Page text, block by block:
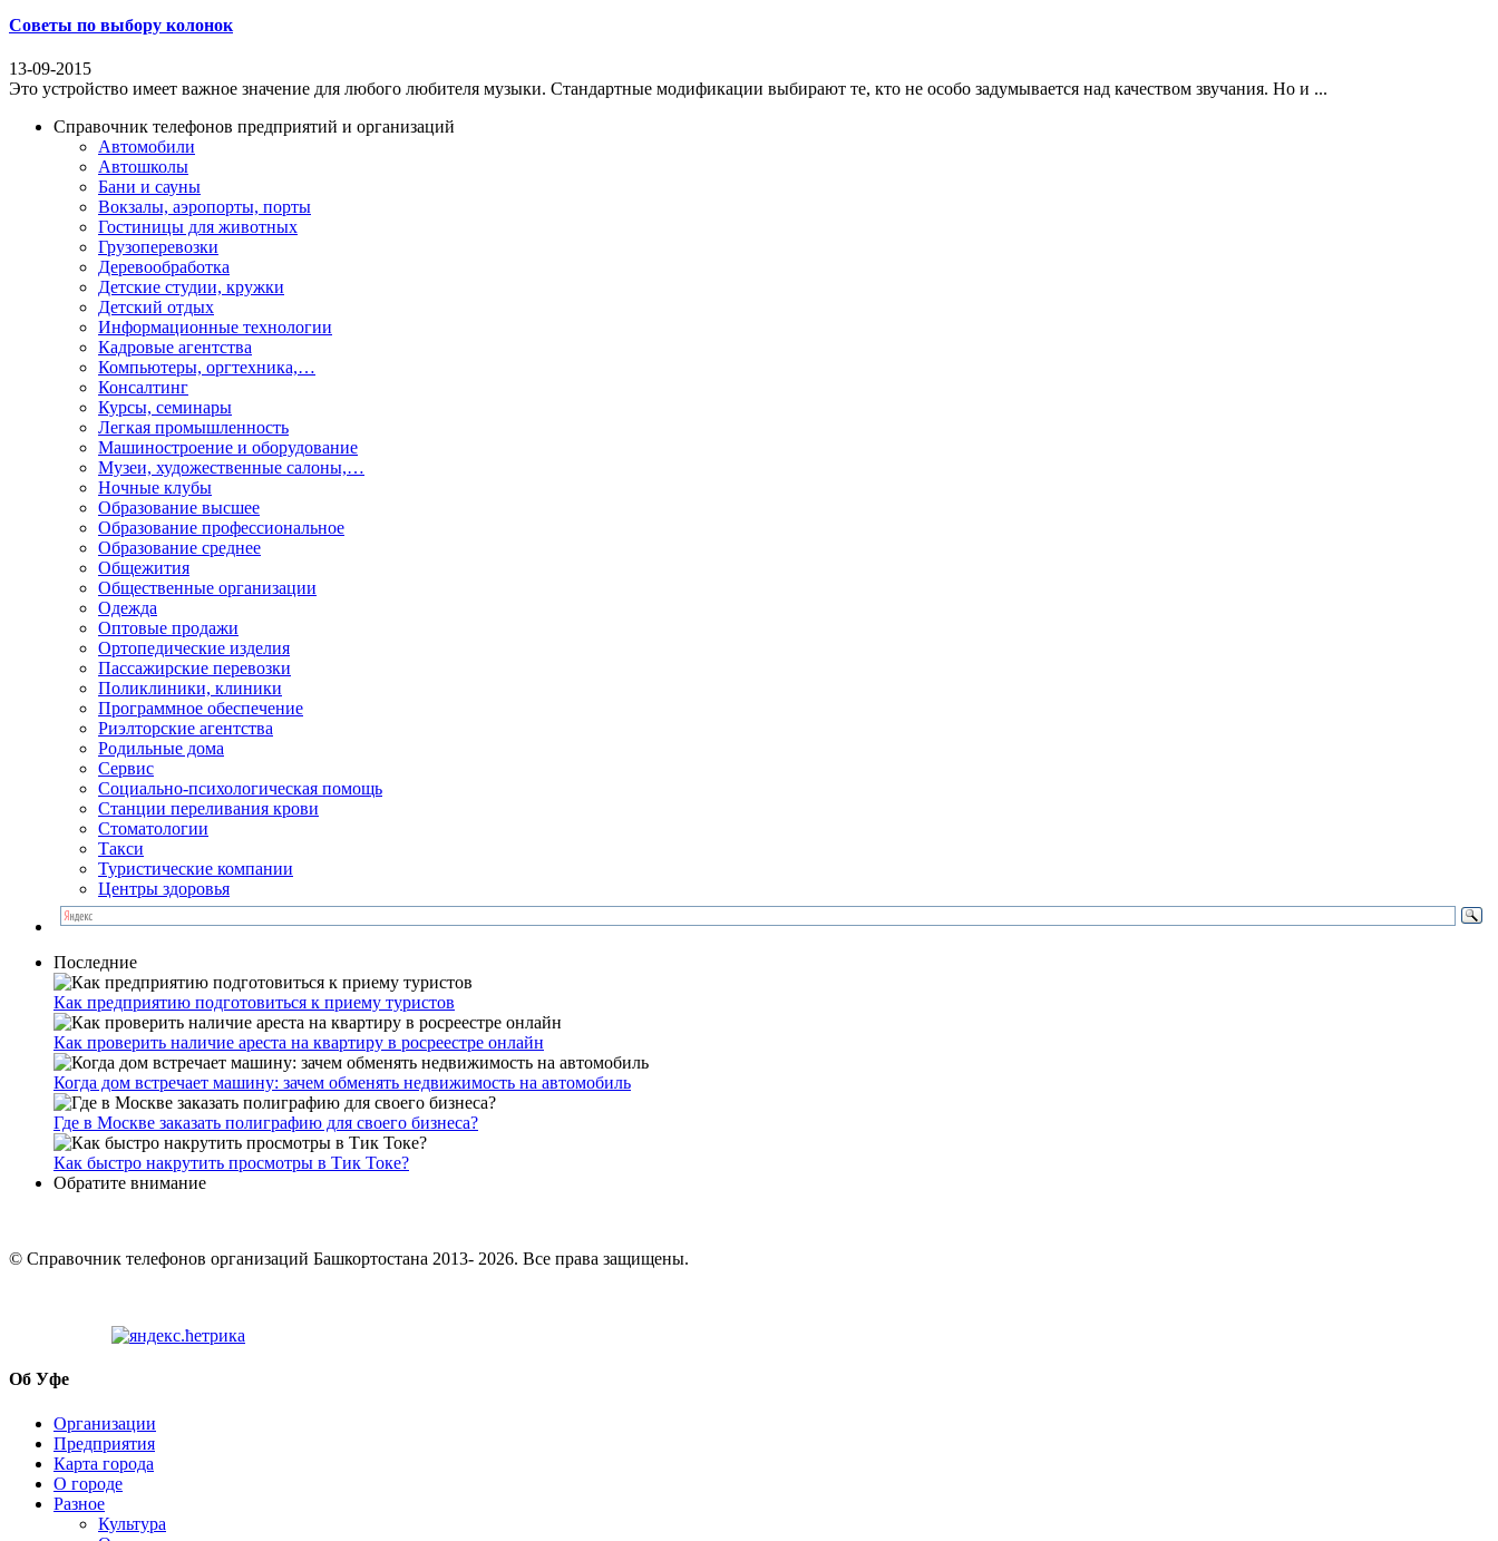
Советы по выбору колонок
13-09-2015
Это устройство имеет важное значение для любого любителя музыки. Стандартные модификации выбирают те, кто не особо задумывается над качеством звучания. Но и ...
Справочник телефонов предприятий и организаций
Автомобили
Автошколы
Бани и сауны
Вокзалы, аэропорты, порты
Гостиницы для животных
Грузоперевозки
Деревообработка
Детские студии, кружки
Детский отдых
Информационные технологии
Кадровые агентства
Компьютеры, оргтехника,…
Консалтинг
Курсы, семинары
Легкая промышленность
Машиностроение и оборудование
Музеи, художественные салоны,…
Ночные клубы
Образование высшее
Образование профессиональное
Образование среднее
Общежития
Общественные организации
Одежда
Оптовые продажи
Ортопедические изделия
Пассажирские перевозки
Поликлиники, клиники
Программное обеспечение
Риэлторские агентства
Родильные дома
Сервис
Социально-психологическая помощь
Станции переливания крови
Стоматологии
Такси
Туристические компании
Центры здоровья
Последние
Как предприятию подготовиться к приему туристов
Как проверить наличие ареста на квартиру в росреестре онлайн
Когда дом встречает машину: зачем обменять недвижимость на автомобиль
Где в Москве заказать полиграфию для своего бизнеса?
Как быстро накрутить просмотры в Тик Токе?
Обратите внимание
© Cправочник телефонов организаций Башкортостана 2013- 2026. Все права защищены.
Об Уфе
Организации
Предприятия
Карта города
О городе
Разное
Культура